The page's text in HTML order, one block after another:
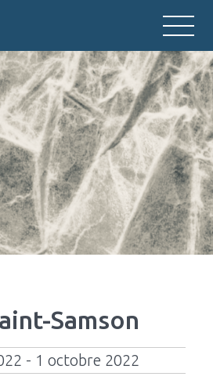
des langues et
Samson
- 1 octobre 2022